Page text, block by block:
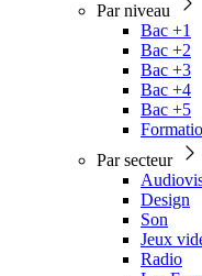
Par niveau
Bac +1
Bac +2
Bac +3
Bac +4
Bac +5
Par secteur
Design
Son
Jeux
Radio